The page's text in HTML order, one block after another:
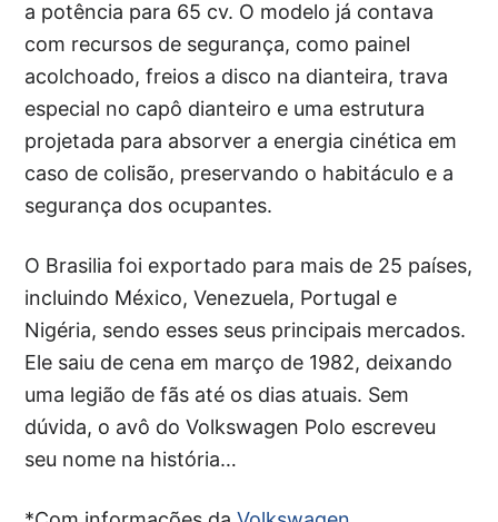
a potência para 65 cv. O modelo já contava
com recursos de segurança, como painel
acolchoado, freios a disco na dianteira, trava
especial no capô dianteiro e uma estrutura
projetada para absorver a energia cinética em
caso de colisão, preservando o habitáculo e a
segurança dos ocupantes.
O Brasilia foi exportado para mais de 25 países,
incluindo México, Venezuela, Portugal e
Nigéria, sendo esses seus principais mercados.
Ele saiu de cena em março de 1982, deixando
uma legião de fãs até os dias atuais. Sem
dúvida, o avô do Volkswagen Polo escreveu
seu nome na história…